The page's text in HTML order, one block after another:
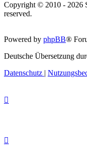
Copyright © 2010 - 2026
reserved.
Powered by phpBB®
Deutsche Übersetzung
Datenschutz |